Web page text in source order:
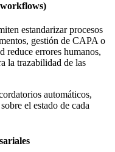
estandarizar procesos
gestión de CAPA o
reduce errores humanos,
la trazabilidad de las
automáticos,
el estado de cada